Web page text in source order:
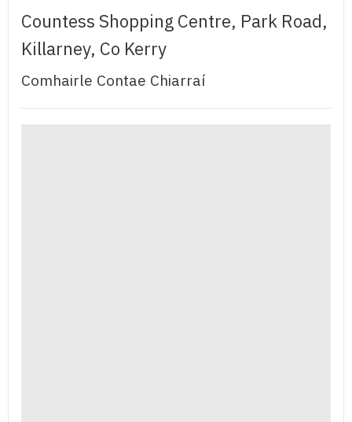
Countess Shopping Centre, Park Road,
Killarney, Co Kerry
Comhairle Contae Chiarraí